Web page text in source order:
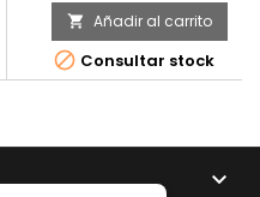
 Añadir al carrito
 Consultar stock
